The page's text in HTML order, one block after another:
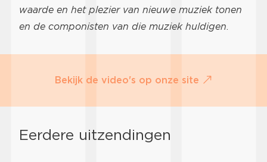
waarde en het plezier van nieuwe muziek tonen
en de componisten van die muziek huldigen.
Bekijk de video's op onze site
Eerdere uitzendingen